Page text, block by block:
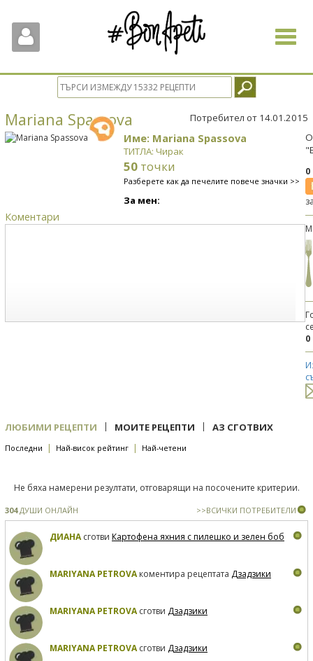
Toggle
Mariana Spassova Потребител от 14.01.2015
Име: Mariana Spassova
ТИТЛА: Чирак
50 точки
Разберете как да печелите повече значки >>
За мен:
Коментари
0
ЛЮБИМИ РЕЦЕПТИ | МОИТЕ РЕЦЕПТИ | АЗ СГОТВИХ
Последни | Най-висок рейтинг | Най-четени
Не бяха намерени резултати, отговарящи на посочените критерии.
304ДУШИ ОНЛАЙН >>ВСИЧКИ ПОТРЕБИТЕЛИ
ДИАНАсготви Картофена яхния с пилешко и зелен боб
MARIYANA PETROVAкоментира рецептата Дзадзики
MARIYANA PETROVAсготви Дзадзики
MARIYANA PETROVAсготви Дзадзики